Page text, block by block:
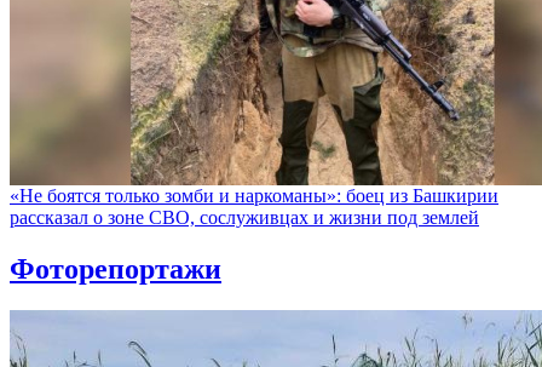
«Не боятся только зомби и наркоманы»: боец из Башкирии
рассказал о зоне СВО, сослуживцах и жизни под землей
Фоторепортажи